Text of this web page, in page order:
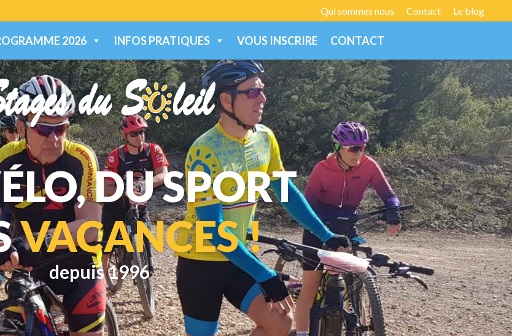
Qui sommes nous Contact Le blog
2026 INFOS PRATIQUES VOUS INSCRIRE CONTACT
DU SPORT
VACANCES !
depuis 1996